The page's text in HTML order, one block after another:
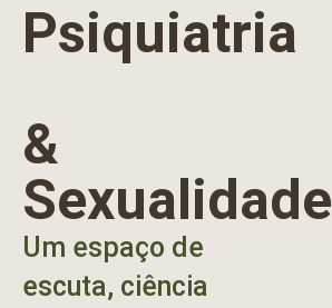
Psiquiatria
&
Sexualidade
Um espaço de
escuta, ciência